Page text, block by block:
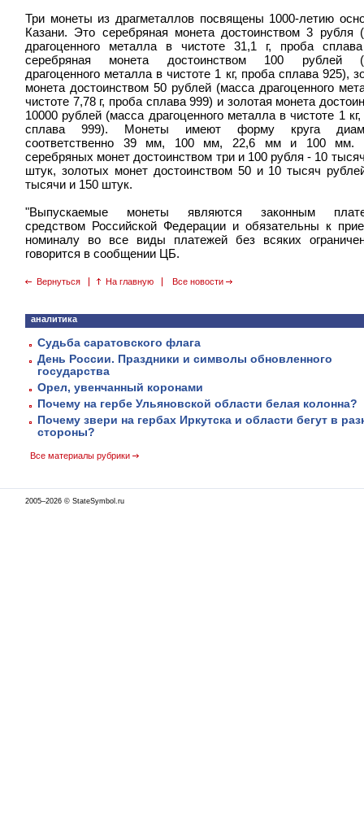
Три монеты из драгметаллов посвящены 1000-летию
Казани. Это серебряная монета достоинством 3 рубля
драгоценного металла в чистоте 31,1 г, проба
серебряная монета достоинством 100 рублей
драгоценного металла в чистоте 1 кг, проба сплава 925),
монета достоинством 50 рублей (масса драгоценного
чистоте 7,78 г, проба сплава 999) и золотая монета
10000 рублей (масса драгоценного металла в чистоте 1
сплава 999). Монеты имеют форму круга
соответственно 39 мм, 100 мм, 22,6 мм и 100 мм.
серебряных монет достоинством три и 100 рубля - 10
штук, золотых монет достоинством 50 и 10 тысяч
тысячи и 150 штук.
"Выпускаемые монеты являются законным
средством Российской Федерации и обязательны к
номиналу во все виды платежей без всяких
говорится в сообщении ЦБ.
Вернуться На главную Все новости
аналитика
Судьба саратовского флага
День России. Праздники и символы обновленного
государства
Орел, увенчанный коронами
Почему на гербе Ульяновской области белая колонна?
Почему звери на гербах Иркутска и области бегут в
стороны?
Все материалы рубрики
2005–2026 © StateSymbol.ru